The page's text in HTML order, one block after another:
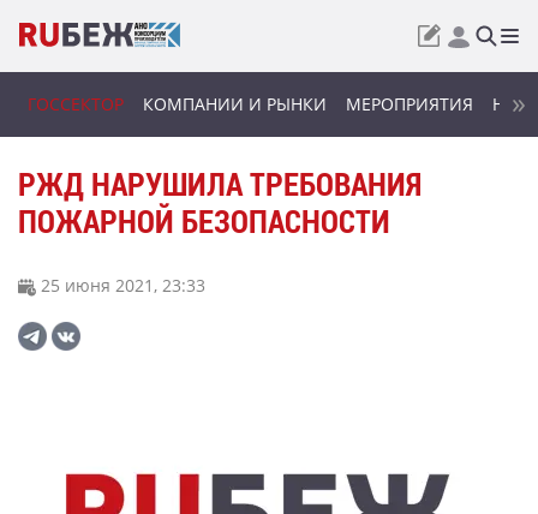
ГОССЕКТОР КОМПАНИИ И РЫНКИ МЕРОПРИЯТИЯ
РЖД НАРУШИЛА ТРЕБОВАНИЯ
ПОЖАРНОЙ БЕЗОПАСНОСТИ
25 июня 2021, 23:33